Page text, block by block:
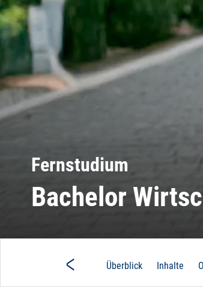
Fernstudium
Bachelor
navigation
Überblick Inhalte